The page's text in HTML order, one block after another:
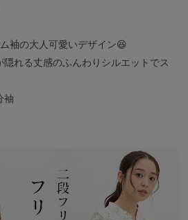
袖の大人可愛いデザイン😆
れる丈感のふんわりシルエットでス
袖